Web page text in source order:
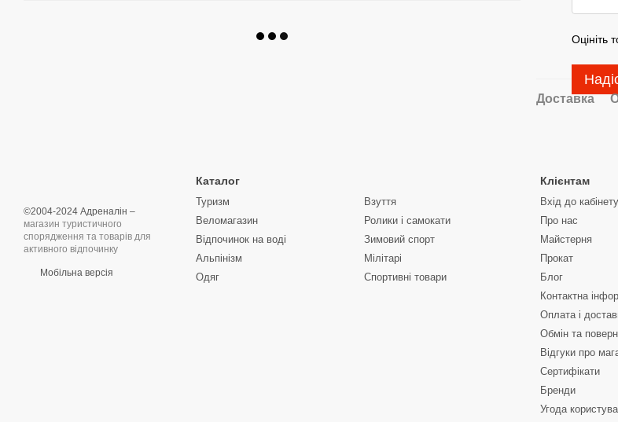
Оцініть
Доставка
©2004-2024 Адреналін –
магазин туристичного
спорядження та товарів для
активного відпочинку
Мобільна версія
Каталог
Туризм
Веломагазин
Відпочинок на воді
Альпінізм
Одяг
Взуття
Ролики і самокати
Зимовий спорт
Мілітарі
Спортивні товари
Клієнтам
Вхід до кабінету
Про нас
Майстерня
Прокат
Блог
Контактна
Оплата і
Обмін та
Відгуки про
Сертифікати
Бренди
Угода